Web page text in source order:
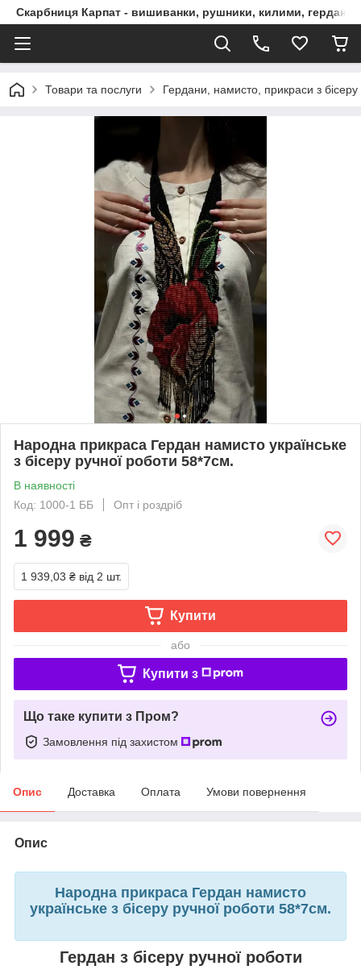
Скарбниця Карпат - вишиванки, рушники, килими, гердани,
Товари та послуги Гердани, намисто, прикраси з бісеру
Народна прикраса Гердан намисто українське
з бісеру ручної роботи 58*7см.
В наявності
Код: 1000-1 ББ
Опт і роздріб
1 999 ₴
1 939,03 ₴ від 2 шт.
Купити
або
Купити з
Що таке купити з Пром?
Замовлення під захистом
Опис Доставка Оплата Умови повернення
Опис
Народна прикраса Гердан намисто
українське з бісеру ручної роботи 58*7см.
Гердан з бісеру ручної роботи